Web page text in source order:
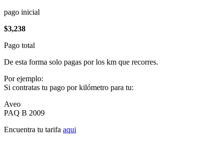
pago inicial
$3,238
Pago total
De esta forma solo pagas por los km que recorres.
Por ejemplo:
Si contratas tu pago por kilómetro para tu:
Aveo
PAQ B 2009
Encuentra tu tarifa aqui